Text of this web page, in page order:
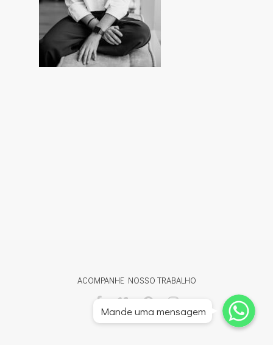
ACOMPANHE NOSSO TRABALHO
Whatsapp
Whatsapp
Whatsapp
Mande uma mensagem